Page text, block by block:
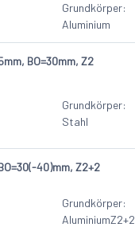
Grundkörper:
Aluminium
BO=30mm, Z2
Grundkörper:
Stahl
40)mm, Z2+2
Grundkörper:
AluminiumZ2+2